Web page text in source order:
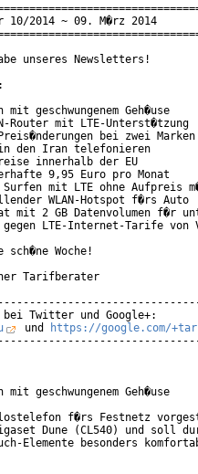
10/2014 ~ 09. M�rz 2014
unseres Newsletters!
geschwungenem Geh�use
Router mit LTE-Unterst�tzung
bei zwei Marken
den Iran telefonieren
innerhalb der EU
9,95 Euro pro Monat
mit LTE ohne Aufpreis
WLAN-Hotspot f�rs Auto
mit 2 GB Datenvolumen f�r
LTE-Internet-Tarife von
Woche!
Tarifberater
und
https://google.com/
geschwungenem Geh�use
f�rs Festnetz
Dune (CL540) und soll
Elemente besonders